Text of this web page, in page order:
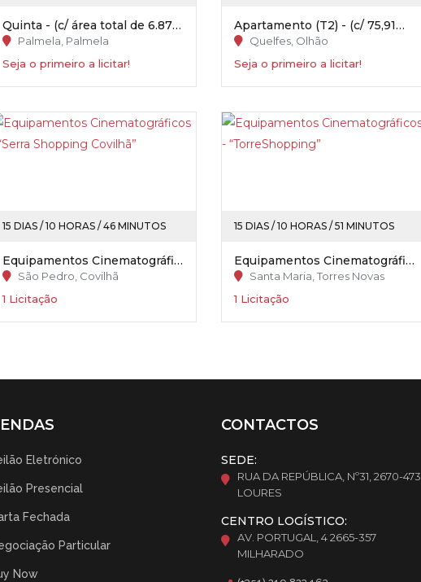
Quinta - (c/ área total de 6.875,00m²) - Palmela
Palmela, Palmela
Seja o primeiro a licitar!
Apartamento (T2) - (c/ 75,91m²) – Quelfes / Olhão
Quelfes, Olhão
Seja o primeiro a licitar!
15 DIAS / 10 HORAS / 46 MINUTOS
Equipamentos Cinematográficos - “Serra Shopping Covilhã”
São Pedro, Covilhã
1 Licitação
15 DIAS / 10 HORAS / 51 MINUTOS
Equipamentos Cinematográficos - “TorreShopping”
Santa Maria, Torres Novas
1 Licitação
Eletrónico
Presencial
Fechada
Particular
Now
CONTACTOS
SEDE:
RUA DA REPÚBLICA, Nº31, 2670-473
LOURES
CENTRO LOGÍSTICO:
AV. PORTUGAL, 4 2665-357
MILHARADO